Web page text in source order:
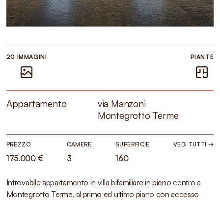
20 IMMAGINI PIANTE
Appartamento
via Manzoni
Montegrotto Terme
PREZZO
175.000 €
CAMERE
3
SUPERFICIE
160
VEDI TUTTI →
Introvabile appartamento in villa bifamiliare in pieno centro a
Montegrotto Terme, al primo ed ultimo piano con accesso